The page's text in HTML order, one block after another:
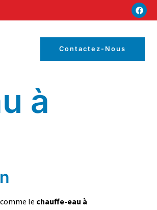
Contactez-Nous
à
le chauffe-eau à